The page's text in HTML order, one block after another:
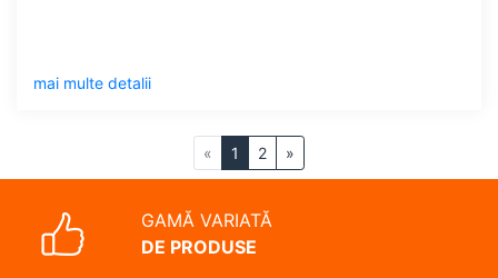
mai multe detalii
« 1 2 »
GAMĂ VARIATĂ
DE PRODUSE